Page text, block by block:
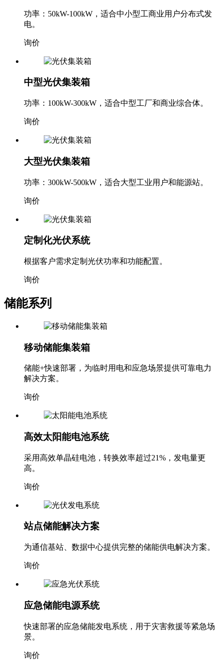
电。
询价
中型光伏集装箱
功率：100kW-300kW，适合中型工厂和商业综合体。
询价
大型光伏集装箱
功率：300kW-500kW，适合大型工业用户和能源站。
询价
定制化光伏系统
根据客户需求定制光伏功率和功能配置。
询价
储能+快速部署，为临时用电和应急场景提供可靠电力
解决方案。
询价
采用高效单晶硅电池，转换效率超过21%，发电量更
高。
询价
站点储能解决方案
为通信基站、数据中心提供完整的储能供电解决方案。
询价
应急储能电源系统
快速部署的应急储能发电系统，用于灾害救援等紧急场
景。
询价